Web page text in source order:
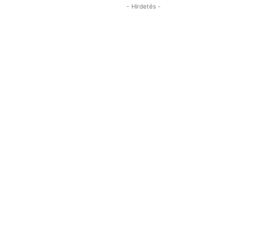
- Hirdetés -